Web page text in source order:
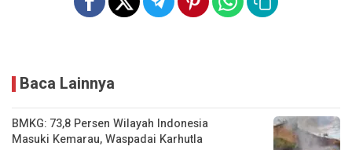
Baca Lainnya
BMKG: 73,8 Persen Wilayah Indonesia
Masuki Kemarau, Waspadai Karhutla